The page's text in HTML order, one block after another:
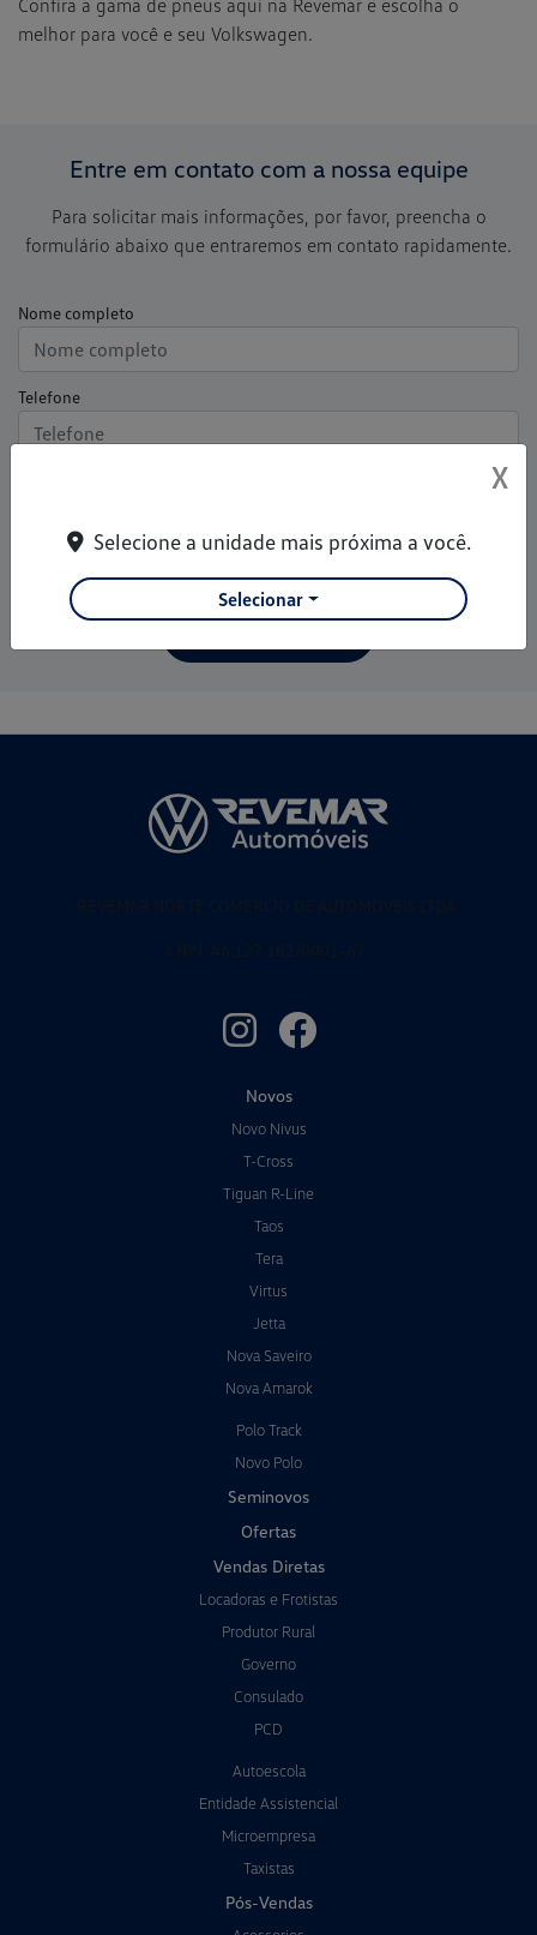
Confira a gama de pneus aqui na Revemar e escolha o
melhor para você e seu Volkswagen.
Entre em contato com a nossa equipe
Para solicitar mais informações, por favor, preencha o
formulário abaixo que entraremos em contato rapidamente.
Nome completo
Telefone
Privacidade
Novos
Novo Nivus
T-Cross
Tiguan R-Line
Taos
Tera
Virtus
Jetta
Nova Saveiro
Nova Amarok
Polo Track
Novo Polo
Seminovos
Ofertas
Vendas Diretas
Locadoras e Frotistas
Produtor Rural
Governo
Consulado
PCD
Autoescola
Entidade Assistencial
Microempresa
Taxistas
Pós-Vendas
X
Selecione a unidade mais próxima a você.
Selecionar